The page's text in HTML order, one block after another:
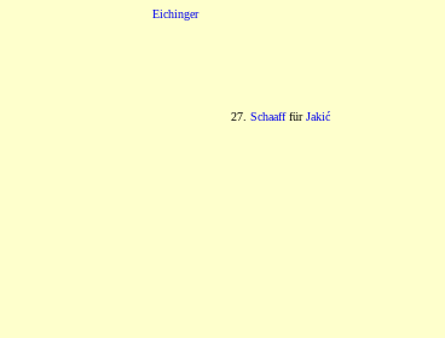
Eichinger
27. SchaafffürJakić